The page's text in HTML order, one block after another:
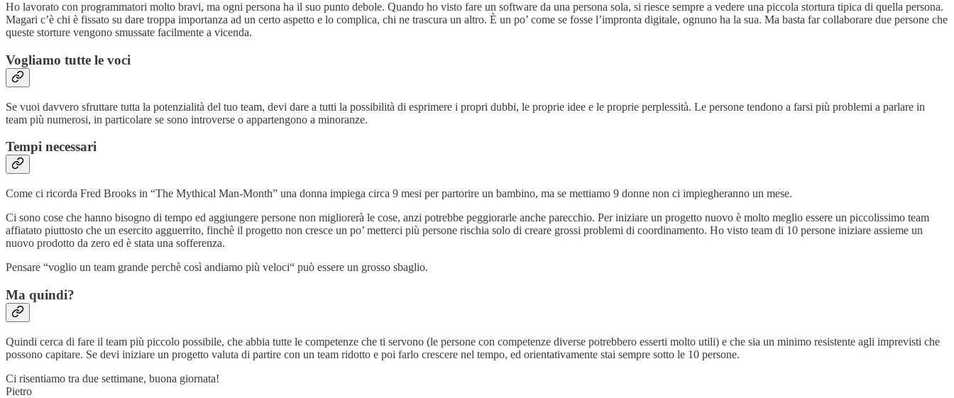
Ho lavorato con programmatori molto bravi, ma ogni persona ha il suo punto debole. Quando ho visto fare un software da una persona sola, si riesce sempre a vedere una piccola stortura tipica di quella persona.
Magari c’è chi è fissato su dare troppa importanza ad un certo aspetto e lo complica, chi ne trascura un altro. È un po’ come se fosse l’impronta digitale, ognuno ha la sua. Ma basta far collaborare due persone che
queste storture vengono smussate facilmente a vicenda.
Vogliamo tutte le voci
Se vuoi davvero sfruttare tutta la potenzialità del tuo team, devi dare a tutti la possibilità di esprimere i propri dubbi, le proprie idee e le proprie perplessità. Le persone tendono a farsi più problemi a parlare in
team più numerosi, in particolare se sono introverse o appartengono a minoranze.
Tempi necessari
Come ci ricorda Fred Brooks in “The Mythical Man-Month” una donna impiega circa 9 mesi per partorire un bambino, ma se mettiamo 9 donne non ci impiegheranno un mese.
Ci sono cose che hanno bisogno di tempo ed aggiungere persone non migliorerà le cose, anzi potrebbe peggiorarle anche parecchio. Per iniziare un progetto nuovo è molto meglio essere un piccolissimo team
affiatato piuttosto che un esercito agguerrito, finchè il progetto non cresce un po’ metterci più persone rischia solo di creare grossi problemi di coordinamento. Ho visto team di 10 persone iniziare assieme un
nuovo prodotto da zero ed è stata una sofferenza.
Pensare “voglio un team grande perchè così andiamo più veloci“ può essere un grosso sbaglio.
Ma quindi?
Quindi cerca di fare il team più piccolo possibile, che abbia tutte le competenze che ti servono (le persone con competenze diverse potrebbero esserti molto utili) e che sia un minimo resistente agli imprevisti che
possono capitare. Se devi iniziare un progetto valuta di partire con un team ridotto e poi farlo crescere nel tempo, ed orientativamente stai sempre sotto le 10 persone.
Ci risentiamo tra due settimane, buona giornata!
Pietro